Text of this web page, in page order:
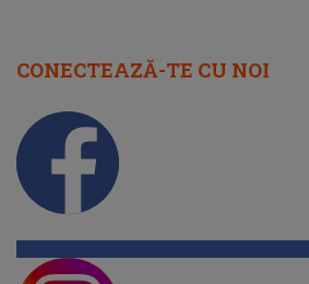
CONECTEAZĂ-TE CU NOI